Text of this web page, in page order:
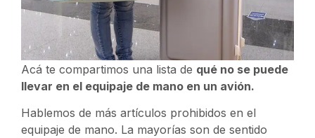
Acá te compartimos una lista de qué no se puede
llevar en el equipaje de mano en un avión.
Hablemos de más artículos prohibidos en el
equipaje de mano. La mayorías son de sentido